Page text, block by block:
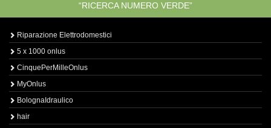
“RICERCA NUMERO VERDE”
Riparazione Elettrodomestici
5 x 1000 onlus
CinquePerMilleOnlus
MyOnlus
BolognaIdraulico
hair